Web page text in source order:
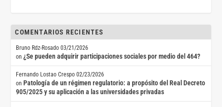
COMENTARIOS RECIENTES
Bruno Rdz-Rosado 03/21/2026
on¿Se pueden adquirir participaciones sociales por medio del 464?
Fernando Lostao Crespo 02/23/2026
on Patología de un régimen regulatorio: a propósito del Real Decreto
905/2025 y su aplicación a las universidades privadas